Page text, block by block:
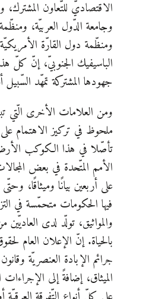
الاقتصاديّ للتّعاون المشترك،
وجامعة الدّول العربيّة،
ومنظّمة دول القارّة
الباسيفيك الجنوبيّ، إنّ كلّ
جهودها المشتركة تمهّد السّبيل
ومن العلامات الأخرى الّتي
ملحوظ في تركيز الاهتمام
تأصّلا في هذا الكوكب
الأمم المتّحدة في بعض
على أربعين بيانًا وميثاقًا،
فيها الحكومات متحمّسة في
والمواثيق، تولّد لدى
بالحياة. إنّ الإعلان العام
جرائم الإبادة العنصريّة وقانون
الميثاق، إضافةً إلى الإجراءات